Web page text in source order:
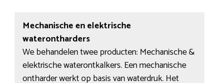
Mechanische en elektrische
waterontharders
We behandelen twee producten: Mechanische &
elektrische waterontkalkers. Een mechanische
ontharder werkt op basis van waterdruk. Het